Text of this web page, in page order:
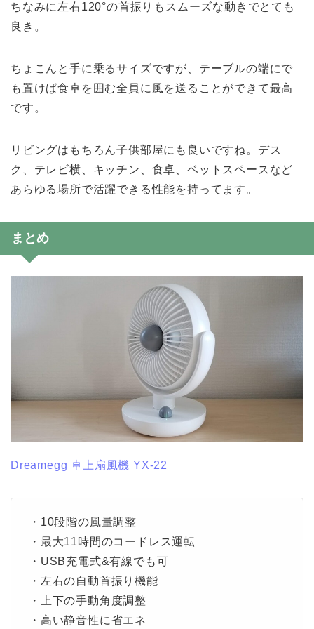
ちなみに左右120°の首振りもスムーズな動きでとても
良き。
ちょこんと手に乗るサイズですが、テーブルの端にで
も置けば食卓を囲む全員に風を送ることができて最高
です。
リビングはもちろん子供部屋にも良いですね。デス
ク、テレビ横、キッチン、食卓、ベットスペースなど
あらゆる場所で活躍できる性能を持ってます。
まとめ
Dreamegg 卓上扇風機 YX-22
・10段階の風量調整
・最大11時間のコードレス運転
・USB充電式&有線でも可
・左右の自動首振り機能
・上下の手動角度調整
・高い静音性に省エネ